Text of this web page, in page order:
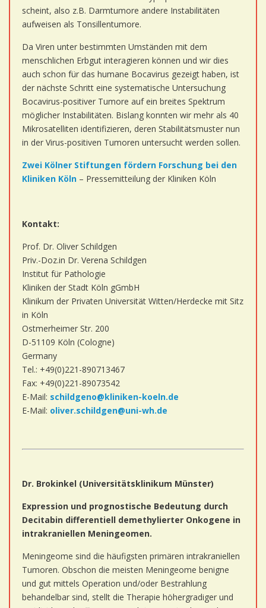
scheint, also z.B. Darmtumore andere Instabilitäten
aufweisen als Tonsillentumore.
Da Viren unter bestimmten Umständen mit dem
menschlichen Erbgut interagieren können und wir dies
auch schon für das humane Bocavirus gezeigt haben, ist
der nächste Schritt eine systematische Untersuchung
Bocavirus-positiver Tumore auf ein breites Spektrum
möglicher Instabilitäten. Bislang konnten wir mehr als 40
Mikrosatelliten identifizieren, deren Stabilitätsmuster nun
in der Virus-positiven Tumoren untersucht werden sollen.
Zwei Kölner Stiftungen fördern Forschung bei den
Kliniken Köln – Pressemitteilung der Kliniken Köln
Kontakt:
Prof. Dr. Oliver Schildgen
Priv.-Doz.in Dr. Verena Schildgen
Institut für Pathologie
Kliniken der Stadt Köln gGmbH
Klinikum der Privaten Universität Witten/Herdecke mit Sitz
in Köln
Ostmerheimer Str. 200
D-51109 Köln (Cologne)
Germany
Tel.: +49(0)221-890713467
Fax: +49(0)221-89073542
E-Mail: schildgeno@kliniken-koeln.de
E-Mail: oliver.schildgen@uni-wh.de
Dr. Brokinkel (Universitätsklinikum Münster)
Expression und prognostische Bedeutung durch
Decitabin differentiell demethylierter Onkogene in
intrakraniellen Meningeomen.
Meningeome sind die häufigsten primären intrakraniellen
Tumoren. Obschon die meisten Meningeome benigne
und gut mittels Operation und/oder Bestrahlung
behandelbar sind, stellt die Therapie höhergradiger und